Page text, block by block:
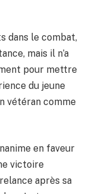
dans le combat,
mais il n’a
pour mettre
du jeune
vétéran comme
en faveur
victoire
après sa